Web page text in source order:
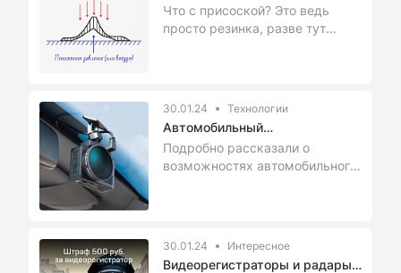
не де...
Что с присоской? Это ведь
просто резинка, разве тут
30.01.24 Технологии
Автомобильный
видеорегистратор: ...
Подробно рассказали о
возможностях автомобильного
30.01.24 Интересное
Видеорегистраторы и радары